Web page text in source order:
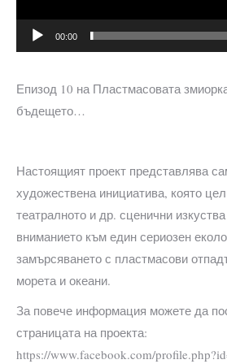
00:00
Епизод 10 на Пластмасовата
бъдещето…
Настоящият проект представлява
художествена инициатива, която
театралното и др. сценични
вниманието към един сериозен
замърсяването с пластмасови
морета и океани.
За повече информация можете да
страницата на проекта:
https://www.facebook.com/